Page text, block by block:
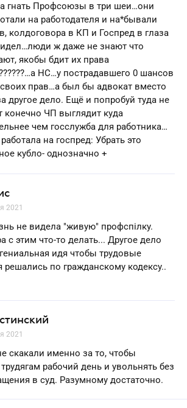
гнать Профсоюзы в три шеи…они
на работодателя и на*бывали
колдоговора в КП и Госпред в глаза
ж даже не знают что
якобы бдит их права
НС…у пострадавшего 0 шансов
прав…а был бы адвокат вместо
другое дело. Ещё и попробуй туда не
конечно ЧП выглядит куда
чем госслужба для работника…
на госпред: Убрать это
кубло- однозначно +
2021
не видела "живую" профспілку.
с этим что-то делать... Другое дело
идя чтобы трудовые
решались по гражданскому кодексу..
2021
скакали именно за то, чтобы
рабочий день и увольнять без
в суд. Разумному достаточно.